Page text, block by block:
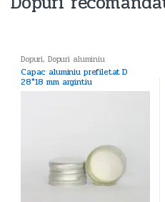
Dopuri, Dopuri aluminiu
Capac aluminiu prefiletat D
28*18 mm argintiu